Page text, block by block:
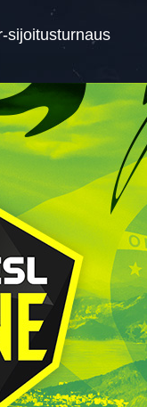
sijoitusturnaus